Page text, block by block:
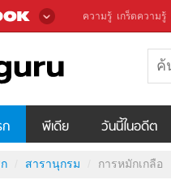
ความรู้ เกร็ดความรู้
พีเดีย วันนี้ในอดีต
สารานุกรม การหมักเกลือ